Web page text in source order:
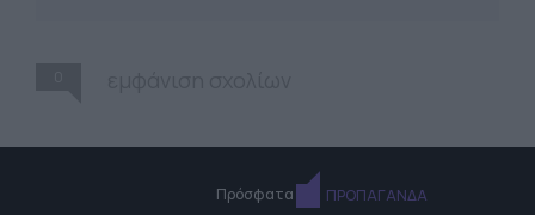
Πρόσφατα ΠΡΟΠΑΓΑΝΔΑ